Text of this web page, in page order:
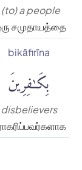
(to) a people
சமுதாயத்தை
bikāfirīna
بِكَٰفِرِينَ
disbelievers